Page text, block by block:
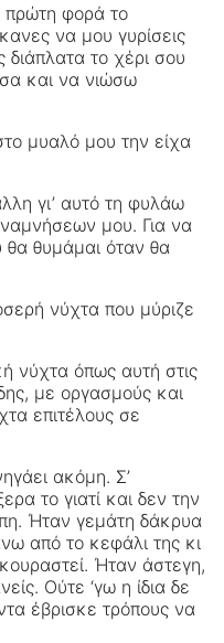
πρώτη φορά το
να μου γυρίσεις
διάπλατα το χέρι σου
και να νιώσω
μυαλό μου την είχα
γι’ αυτό τη φυλάω
μου. Για να
θα θυμάμαι όταν θα
νύχτα που μύριζε
νύχτα όπως αυτή στις
με οργασμούς και
επιτέλους σε
ακόμη. Σ’
το γιατί και δεν την
Ήταν γεμάτη δάκρυα
από το κεφάλι της κι
Ήταν άστεγη,
Ούτε ‘γω η ίδια δε
έβρισκε τρόπους να